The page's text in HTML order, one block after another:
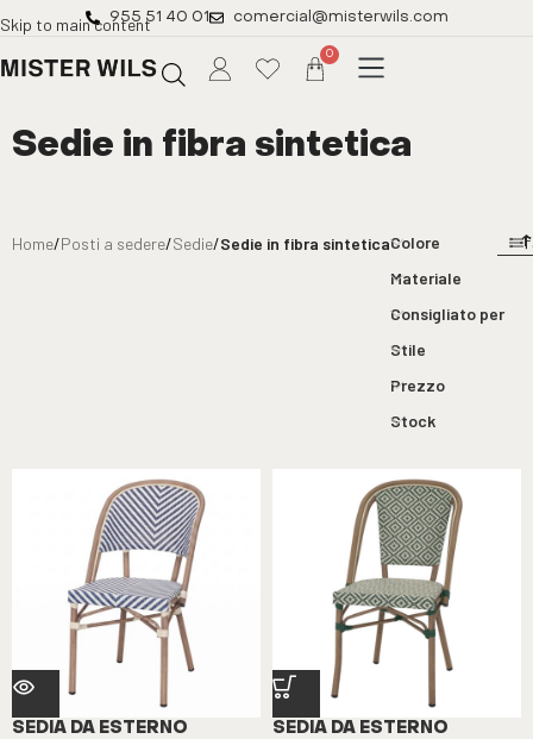
Skip to main content955 51 40 01 comercial@misterwils.com
0
Sedie in fibra sintetica
Home/Posti a sedere/Sedie/Sedie in fibra sinteticaColore
Materiale
Consigliato per
Stile
Prezzo
Stock
SEDIA DA ESTERNO
SEDIA DA ESTERNO